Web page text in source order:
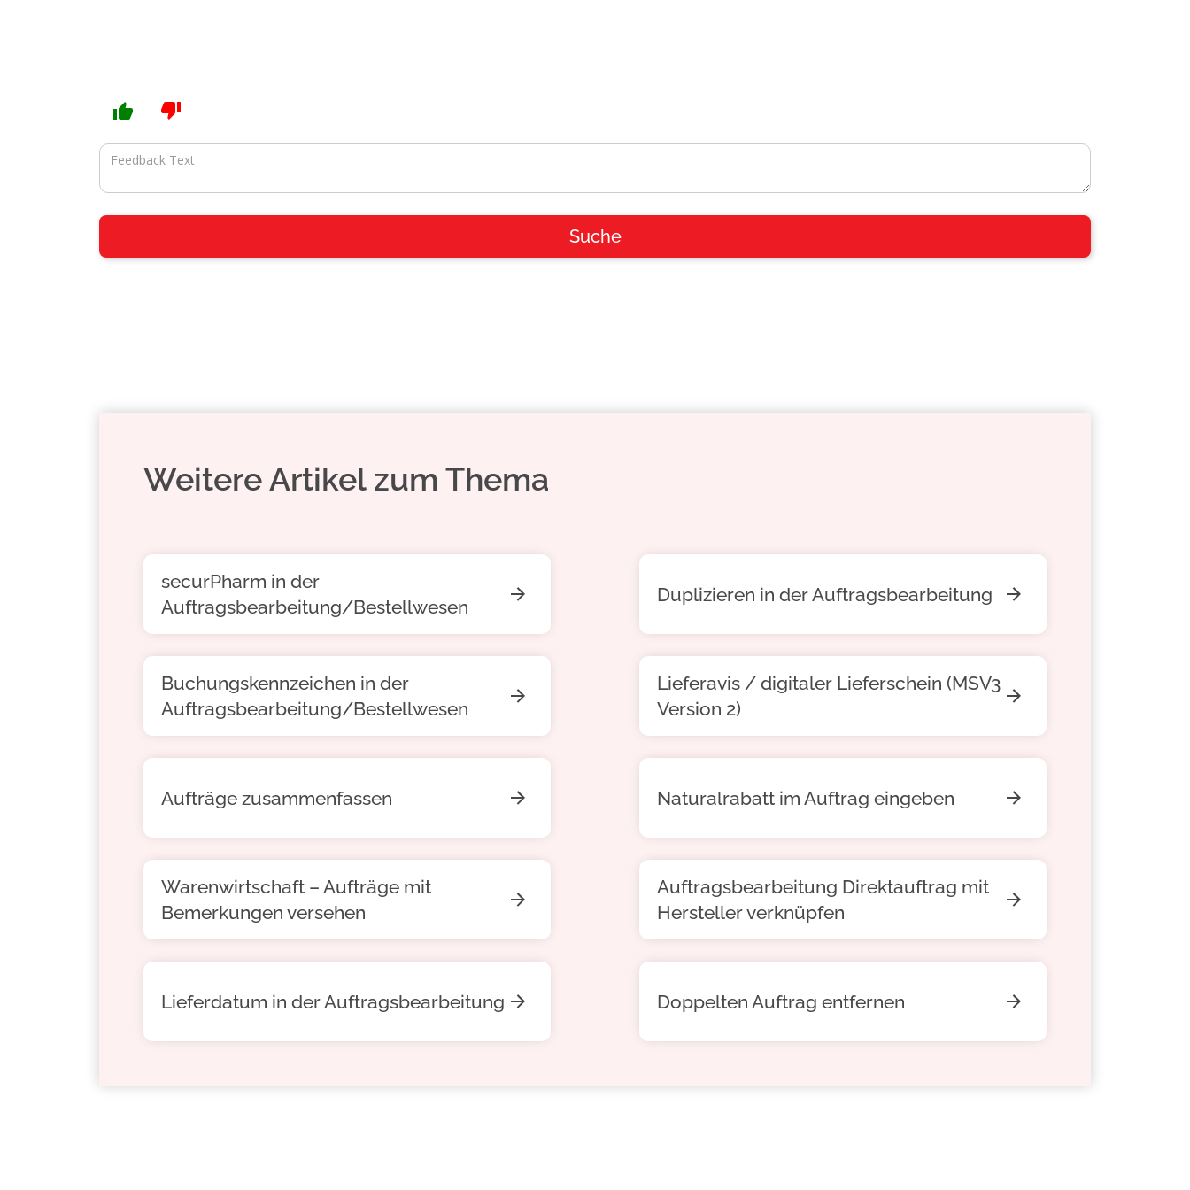
Weitere Artikel zum Thema
securPharm in der
Auftragsbearbeitung/Bestellwesen
Duplizieren in der Auftragsbearbeitung
Buchungskennzeichen in der
Auftragsbearbeitung/Bestellwesen
Lieferavis / digitaler Lieferschein (MSV3
Version 2)
Aufträge zusammenfassen Naturalrabatt im Auftrag eingeben
Warenwirtschaft – Aufträge mit
Bemerkungen versehen
Auftragsbearbeitung Direktauftrag mit
Hersteller verknüpfen
Lieferdatum in der Auftragsbearbeitung Doppelten Auftrag entfernen